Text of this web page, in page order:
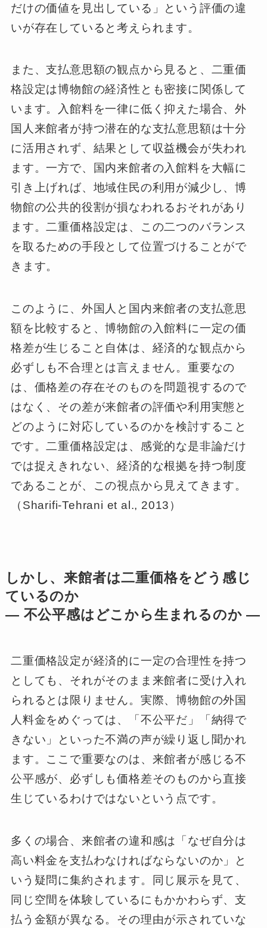
だけの価値を見出している」という評価の違
いが存在していると考えられます。
また、支払意思額の観点から見ると、二重価
格設定は博物館の経済性とも密接に関係して
います。入館料を一律に低く抑えた場合、外
国人来館者が持つ潜在的な支払意思額は十分
に活用されず、結果として収益機会が失われ
ます。一方で、国内来館者の入館料を大幅に
引き上げれば、地域住民の利用が減少し、博
物館の公共的役割が損なわれるおそれがあり
ます。二重価格設定は、この二つのバランス
を取るための手段として位置づけることがで
きます。
このように、外国人と国内来館者の支払意思
額を比較すると、博物館の入館料に一定の価
格差が生じること自体は、経済的な観点から
必ずしも不合理とは言えません。重要なの
は、価格差の存在そのものを問題視するので
はなく、その差が来館者の評価や利用実態と
どのように対応しているのかを検討すること
です。二重価格設定は、感覚的な是非論だけ
では捉えきれない、経済的な根拠を持つ制度
であることが、この視点から見えてきます。
（Sharifi-Tehrani et al., 2013）
しかし、来館者は二重価格をどう感じ
ているのか
― 不公平感はどこから生まれるのか ―
二重価格設定が経済的に一定の合理性を持つ
としても、それがそのまま来館者に受け入れ
られるとは限りません。実際、博物館の外国
人料金をめぐっては、「不公平だ」「納得で
きない」といった不満の声が繰り返し聞かれ
ます。ここで重要なのは、来館者が感じる不
公平感が、必ずしも価格差そのものから直接
生じているわけではないという点です。
多くの場合、来館者の違和感は「なぜ自分は
高い料金を支払わなければならないのか」と
いう疑問に集約されます。同じ展示を見て、
同じ空間を体験しているにもかかわらず、支
払う金額が異なる。その理由が示されていな